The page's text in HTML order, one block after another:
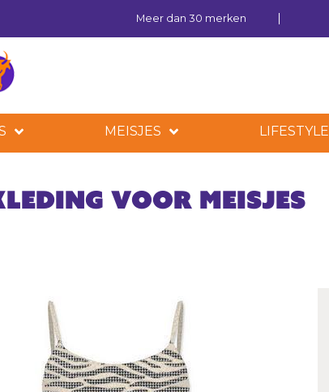
Meer dan 30 merken
MEISJES LIFESTYLE
voor meisjes